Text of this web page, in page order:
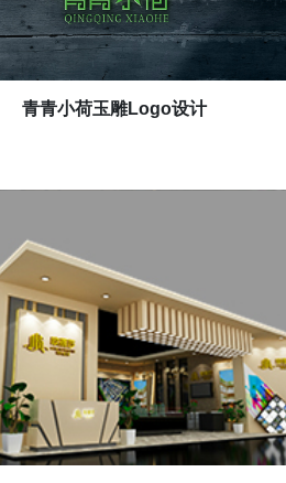
青青小荷玉雕Logo设计